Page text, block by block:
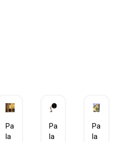
Pa
la
Pa
la
Pa
la